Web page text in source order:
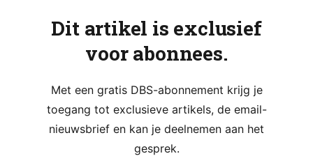
Dit artikel is exclusief
voor abonnees.
Met een gratis DBS-abonnement krijg je
toegang tot exclusieve artikels, de email-
nieuwsbrief en kan je deelnemen aan het
gesprek.